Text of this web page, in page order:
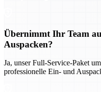
Übernimmt Ihr Team
Auspacken?
Ja, unser Full-Service-Paket
professionelle Ein- und